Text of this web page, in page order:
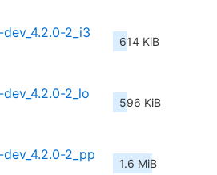
2_i3
614 KiB
2_lo
596 KiB
2_pp
1.6 MiB